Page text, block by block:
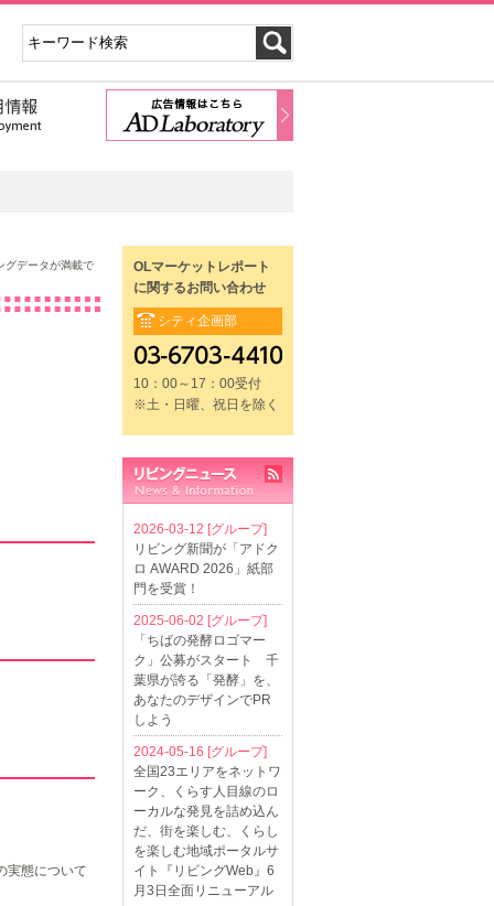
グデータが満載で
実態について
OLマーケットレポート
に関するお問い合わせ
シティ企画部
10：00～17：00受付
※土・日曜、祝日を除く
2026-03-12 [グループ]
リビング新聞が「アドク
ロ AWARD 2026」紙部
門を受賞！
2025-06-02 [グループ]
「ちばの発酵ロゴマー
ク」公募がスタート 千
葉県が誇る「発酵」を、
あなたのデザインでPR
しよう
2024-05-16 [グループ]
全国23エリアをネットワ
ーク、くらす人目線のロ
ーカルな発見を詰め込ん
だ、街を楽しむ、くらし
を楽しむ地域ポータルサ
イト『リビングWeb』6
月3日全面リニューアル